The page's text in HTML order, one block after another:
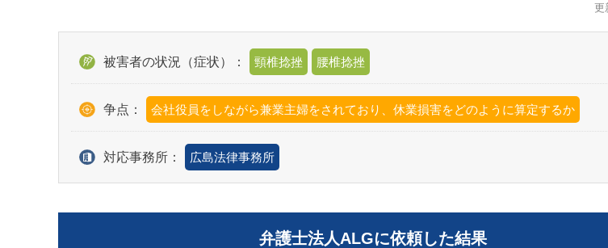
更
被害者の状況（症状）： 頸椎捻挫 腰椎捻挫
争点： 会社役員をしながら兼業主婦をされており、休業損害をどのように算定するか
対応事務所： 広島法律事務所
弁護士法人ALGに依頼した結果